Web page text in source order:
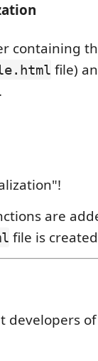
containing
file)
are
file is
developers